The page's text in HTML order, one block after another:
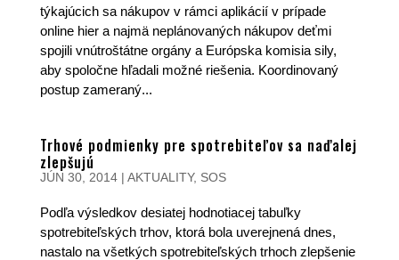
týkajúcich sa nákupov v rámci aplikácií v prípade
online hier a najmä neplánovaných nákupov deťmi
spojili vnútroštátne orgány a Európska komisia sily,
aby spoločne hľadali možné riešenia. Koordinovaný
postup zameraný...
Trhové podmienky pre spotrebiteľov sa naďalej
zlepšujú
JÚN 30, 2014| AKTUALITY, SOS
Podľa výsledkov desiatej hodnotiacej tabuľky
spotrebiteľských trhov, ktorá bola uverejnená dnes,
nastalo na všetkých spotrebiteľských trhoch zlepšenie